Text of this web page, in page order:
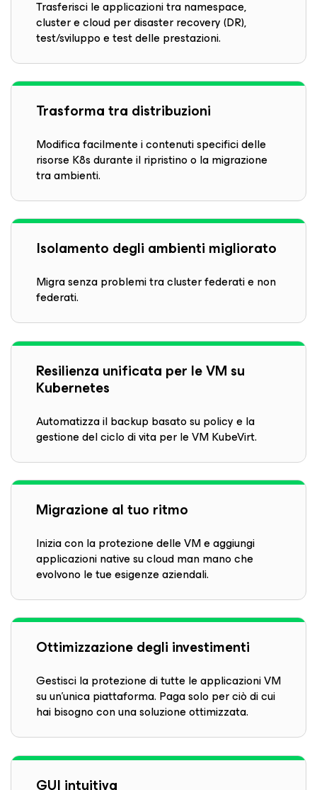
Trasferisci le applicazioni tra namespace,
cluster e cloud per disaster recovery (DR),
test/sviluppo e test delle prestazioni.
Trasforma tra distribuzioni
Modifica facilmente i contenuti specifici delle
risorse K8s durante il ripristino o la migrazione
tra ambienti.
Isolamento degli ambienti migliorato
Migra senza problemi tra cluster federati e non
federati.
Resilienza unificata per le VM su
Kubernetes
Automatizza il backup basato su policy e la
gestione del ciclo di vita per le VM KubeVirt.
Migrazione al tuo ritmo
Inizia con la protezione delle VM e aggiungi
applicazioni native su cloud man mano che
evolvono le tue esigenze aziendali.
Ottimizzazione degli investimenti
Gestisci la protezione di tutte le applicazioni VM
su un'unica piattaforma. Paga solo per ciò di cui
hai bisogno con una soluzione ottimizzata.